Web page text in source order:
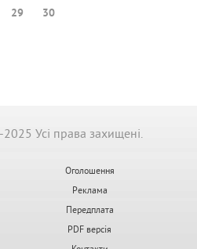
29
30
Усі права захищені.
Оголошення
Реклама
Передплата
PDF версія